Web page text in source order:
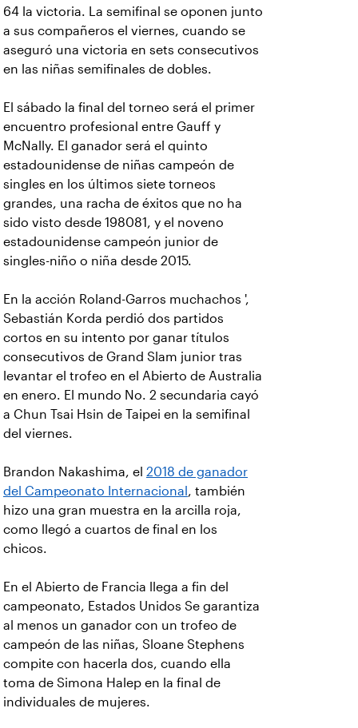
64 la victoria. La semifinal se oponen junto
a sus compañeros el viernes, cuando se
aseguró una victoria en sets consecutivos
en las niñas semifinales de dobles.
El sábado la final del torneo será el primer
encuentro profesional entre Gauff y
McNally. El ganador será el quinto
estadounidense de niñas campeón de
singles en los últimos siete torneos
grandes, una racha de éxitos que no ha
sido visto desde 198081, y el noveno
estadounidense campeón junior de
singles-niño o niña desde 2015.
En la acción Roland-Garros muchachos ',
Sebastián Korda perdió dos partidos
cortos en su intento por ganar títulos
consecutivos de Grand Slam junior tras
levantar el trofeo en el Abierto de Australia
en enero. El mundo No. 2 secundaria cayó
a Chun Tsai Hsin de Taipei en la semifinal
del viernes.
Brandon Nakashima, el 2018 de ganador
del Campeonato Internacional , también
hizo una gran muestra en la arcilla roja,
como llegó a cuartos de final en los
chicos.
En el Abierto de Francia llega a fin del
campeonato, Estados Unidos Se garantiza
al menos un ganador con un trofeo de
campeón de las niñas, Sloane Stephens
compite con hacerla dos, cuando ella
toma de Simona Halep en la final de
individuales de mujeres.